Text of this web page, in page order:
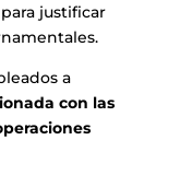
justificar
a
con las